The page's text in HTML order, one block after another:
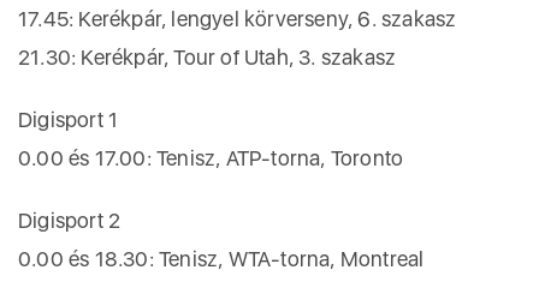
17.45: Kerékpár, lengyel körverseny, 6. szakasz
21.30: Kerékpár, Tour of Utah, 3. szakasz
Digisport 1
0.00 és 17.00: Tenisz, ATP-torna, Toronto
Digisport 2
0.00 és 18.30: Tenisz, WTA-torna, Montreal